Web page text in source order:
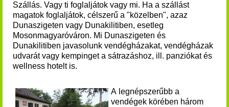
Szállás. Vagy ti foglaljátok vagy mi. Ha a szállást
magatok foglaljátok, célszerű a "közelben", azaz
Dunaszigeten vagy Dunakilitiben, esetleg
Mosonmagyaróváron. Mi Dunaszigeten és
Dunakilitiben javasolunk vendégházakat, vendégházak
udvarát vagy kempinget a sátrazáshoz, ill. panziókat és
wellness hotelt is.
A legnépszerűbb a
vendégek körében három